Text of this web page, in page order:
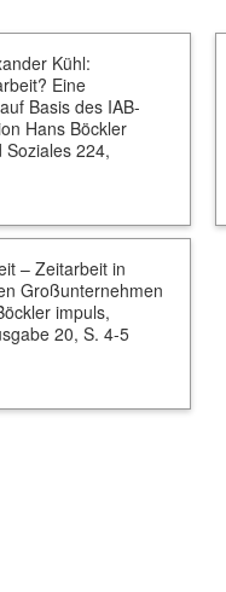
Kühl:
Eine
Basis des IAB-
Hans Böckler
224,
– Zeitarbeit in
Großunternehmen
impuls,
20, S. 4-5